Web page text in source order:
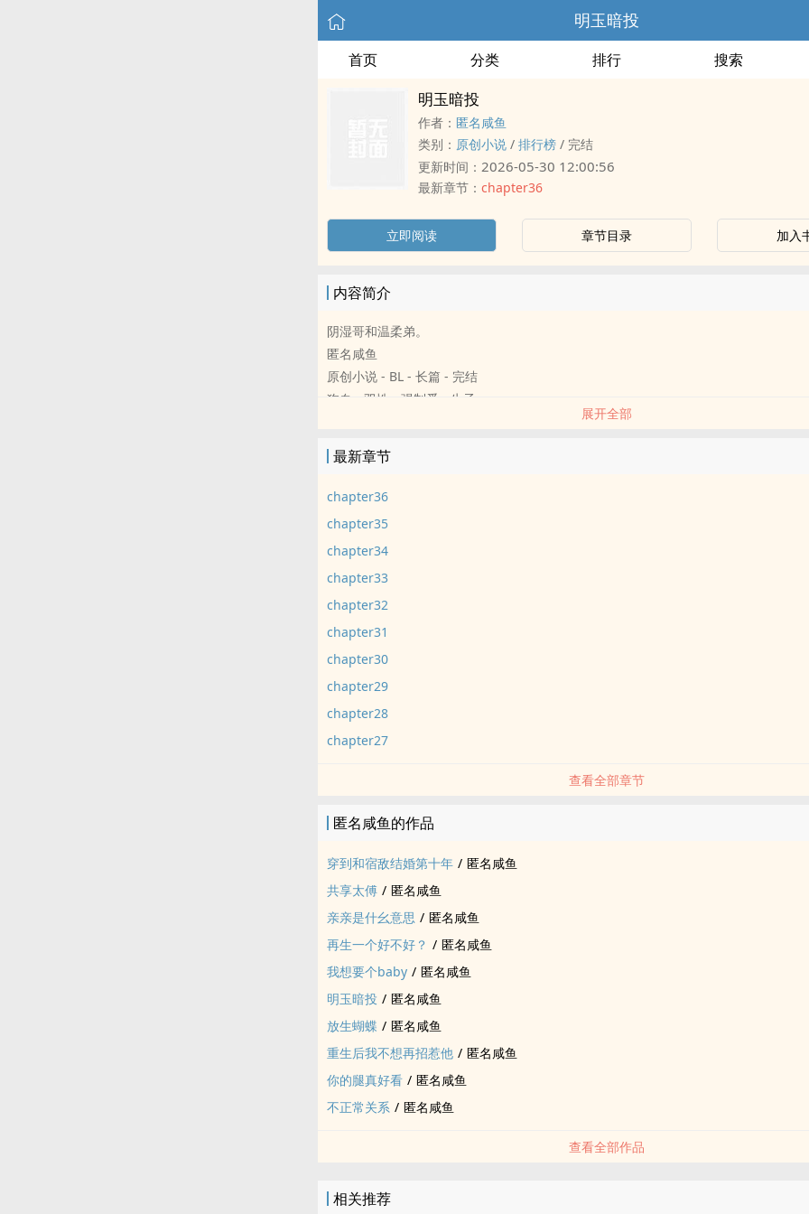
明玉暗投
首页 分类 排行 搜索
明玉暗投
作者： 匿名咸鱼
类别： 原创小说 / 排行榜 / 完结
更新时间： 2026-05-30 12:00:56
最新章节： chapter36
立即阅读 章节目录 加入
内容简介
阴湿哥和温柔弟。
匿名咸鱼
原创小说 - BL - 长篇 - 完结
狗血 - 双性 - 强制爱 - 生子
老大囚禁了，在华盛顿庄园内产下一子。
谢尔玉因怀孕失明后的一年，这个美丽、温柔、怯懦的青年，抱着孩子，回到了他的故
‍‌‎腹‎‌‍黑‎隐忍阴湿哥攻X温柔‌‍‍人‍妻‍弟受
狗血文，有虐心（14章-28章），有追妻，真骨生子双洁，受眼睛会好，作者xp就是亲
还穿裙子，接受不了的直接关闭即可，不要写作指导……我都写这种文了你让让我怎幺了
展开全部
最新章节
chapter36
chapter35
chapter34
chapter33
chapter32
chapter31
chapter30
chapter29
chapter28
chapter27
查看全部章节
匿名咸鱼的作品
穿到和宿敌结婚第十年 / 匿名咸鱼
共享太傅 / 匿名咸鱼
亲亲是什幺意思 / 匿名咸鱼
再生一个好不好？ / 匿名咸鱼
我想要个baby / 匿名咸鱼
明玉暗投 / 匿名咸鱼
放生蝴蝶 / 匿名咸鱼
重生后我不想再招惹他 / 匿名咸鱼
你的腿真好看 / 匿名咸鱼
不正常关系 / 匿名咸鱼
查看全部作品
相关推荐